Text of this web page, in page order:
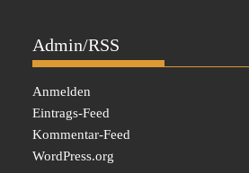
Admin/RSS
Anmelden
Eintrags-Feed
Kommentar-Feed
WordPress.org